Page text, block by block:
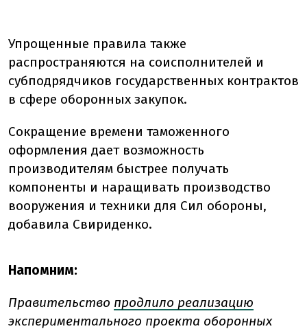
Упрощенные правила также
распространяются на соисполнителей и
субподрядчиков государственных контрактов
в сфере оборонных закупок.
Сокращение времени таможенного
оформления дает возможность
производителям быстрее получать
компоненты и наращивать производство
вооружения и техники для Сил обороны,
добавила Свириденко.
Напомним:
Правительство продлило реализацию
экспериментального проекта оборонных